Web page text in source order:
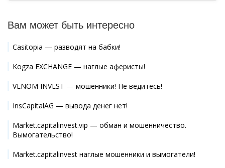
Вам может быть интересно
Casitopia — разводят на бабки!
Kogza EXCHANGE — наглые аферисты!
VENOM INVEST — мошенники! Не ведитесь!
InsCapitalAG — вывода денег нет!
Market.capitalinvest.vip — обман и мошенничество.
Вымогательство!
Market.capitalinvest наглые мошенники и вымогатели!